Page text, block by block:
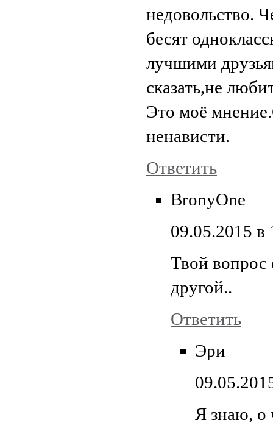
недовольство.
бесят
лучшими
сказать,не
Это моё
ненависти.
Ответить
BronyOne
09.05.2015 в
Твой вопрос
другой..
Ответить
Эри
Я знаю,